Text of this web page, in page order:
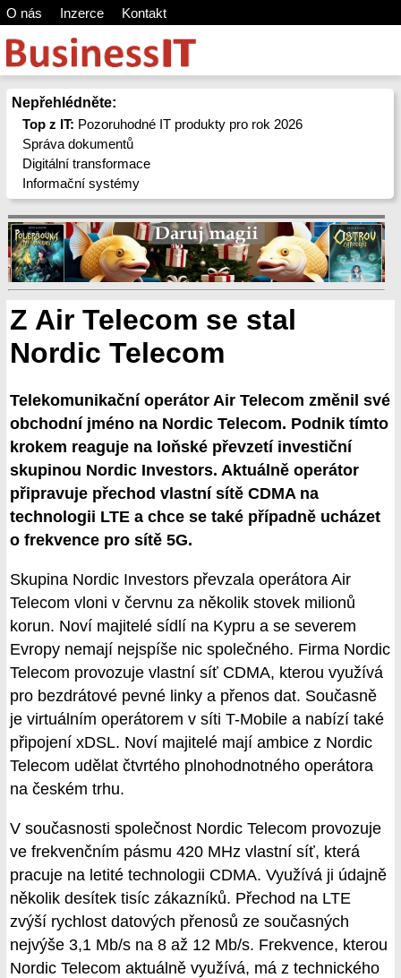
O nás Inzerce Kontakt
Nepřehlédněte:
Top z IT: Pozoruhodné IT produkty pro rok 2026
Správa dokumentů
Digitální transformace
Informační systémy
Z Air Telecom se stal
Nordic Telecom
Telekomunikační operátor Air Telecom změnil své
obchodní jméno na Nordic Telecom. Podnik tímto
krokem reaguje na loňské převzetí investiční
skupinou Nordic Investors. Aktuálně operátor
připravuje přechod vlastní sítě CDMA na
technologii LTE a chce se také případně ucházet
o frekvence pro sítě 5G.
Skupina Nordic Investors převzala operátora Air
Telecom vloni v červnu za několik stovek milionů
korun. Noví majitelé sídlí na Kypru a se severem
Evropy nemají nejspíše nic společného. Firma Nordic
Telecom provozuje vlastní síť CDMA, kterou využívá
pro bezdrátové pevné linky a přenos dat. Současně
je virtuálním operátorem v síti T-Mobile a nabízí také
připojení xDSL. Noví majitelé mají ambice z Nordic
Telecom udělat čtvrtého plnohodnotného operátora
na českém trhu.
V současnosti společnost Nordic Telecom provozuje
ve frekvenčním pásmu 420 MHz vlastní síť, která
pracuje na letité technologii CDMA. Využívá ji údajně
několik desítek tisíc zákazníků. Přechod na LTE
zvýší rychlost datových přenosů ze současných
nejvýše 3,1 Mb/s na 8 až 12 Mb/s. Frekvence, kterou
Nordic Telecom aktuálně využívá, má z technického